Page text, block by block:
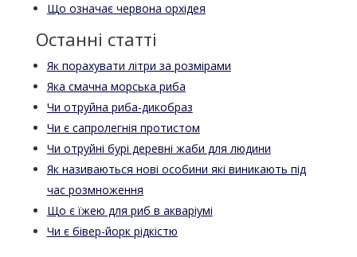
Що означає червона орхідея
Останні статті
Як порахувати літри за розмірами
Яка смачна морська риба
Чи отруйна риба-дикобраз
Чи є сапролегнія протистом
Чи отруйні бурі деревні жаби для людини
Як називаються нові особини які виникають під
час розмноження
Що є їжею для риб в акваріумі
Чи є бівер-йорк рідкістю